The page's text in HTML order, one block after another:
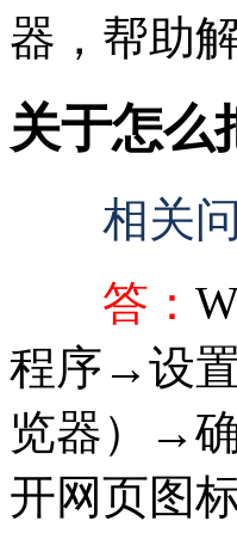
器，帮助
关于怎么
相关
答：
程序→设
览器）→
开网页图